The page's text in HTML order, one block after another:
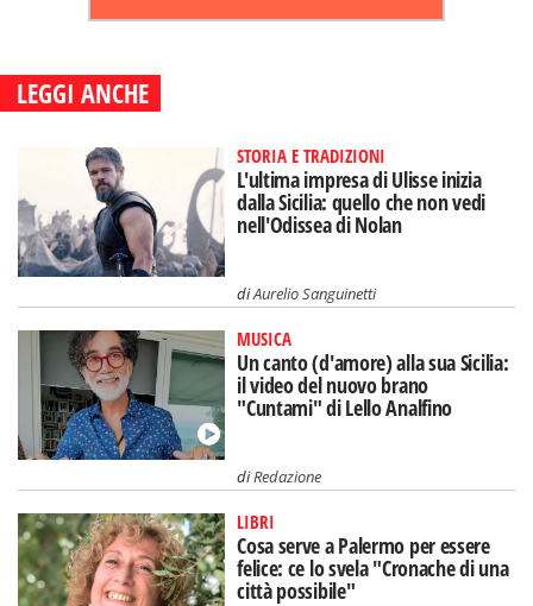
LEGGI ANCHE
STORIA E TRADIZIONI
L'ultima impresa di Ulisse inizia
dalla Sicilia: quello che non vedi
nell'Odissea di Nolan
diAurelio Sanguinetti
MUSICA
Un canto (d'amore) alla sua Sicilia:
il video del nuovo brano
"Cuntami" di Lello Analfino
diRedazione
LIBRI
Cosa serve a Palermo per essere
felice: ce lo svela "Cronache di una
città possibile"